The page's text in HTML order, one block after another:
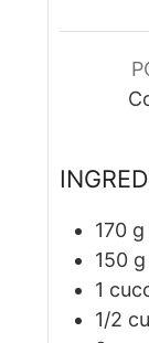
170 g
150 g
1
1/2